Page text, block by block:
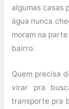
algumas casas
água nunca
moram na
bairro.
Quem precisa
virar pra
transporte pra